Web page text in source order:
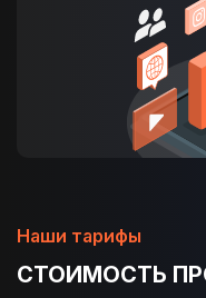
Наши тарифы
СТОИМОСТЬ